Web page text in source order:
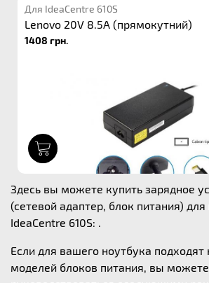
Для IdeaCentre 610S
Lenovo 20V 8.5A (прямокутний)
1408 грн.
Здесь вы можете купить зарядное
(сетевой адаптер, блок питания)
IdeaCentre 610S: .
Если для вашего ноутбука подходят
моделей блоков питания, вы можете